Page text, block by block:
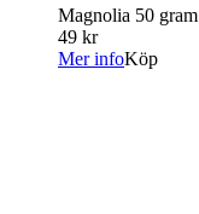
Magnolia 50 gram
49 kr
Mer infoKöp